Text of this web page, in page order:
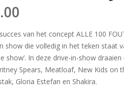
van het concept ALLE 100
show die volledig in het teken staat
show’. In deze drive-in-show draaien
Spears, Meatloaf, New Kids on
Gloria Estefan en Shakira.